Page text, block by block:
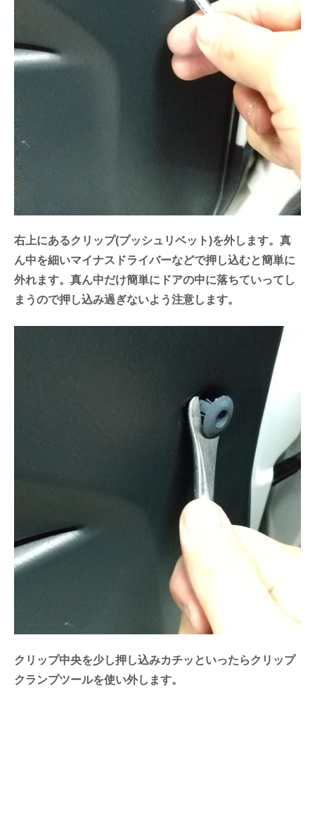
右上にあるクリップ(プッシュリベット)を外します。真
ん中を細いマイナスドライバーなどで押し込むと簡単に
外れます。真ん中だけ簡単にドアの中に落ちていってし
まうので押し込み過ぎないよう注意します。
クリップ中央を少し押し込みカチッといったらクリップ
クランプツールを使い外します。